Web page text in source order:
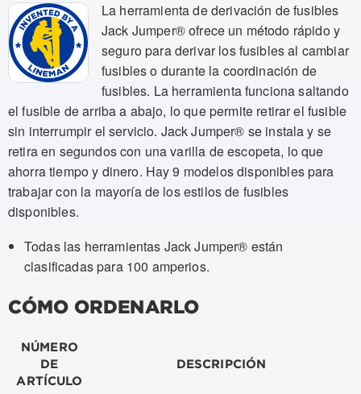
La herramienta de derivación de fusibles
Jack Jumper® ofrece un método rápido y
seguro para derivar los fusibles al cambiar
fusibles o durante la coordinación de
fusibles. La herramienta funciona saltando
el fusible de arriba a abajo, lo que permite retirar el fusible
sin interrumpir el servicio. Jack Jumper® se instala y se
retira en segundos con una varilla de escopeta, lo que
ahorra tiempo y dinero. Hay 9 modelos disponibles para
trabajar con la mayoría de los estilos de fusibles
disponibles.
Todas las herramientas Jack Jumper® están
clasificadas para 100 amperios.
CÓMO ORDENARLO
NÚMERO
DE
ARTÍCULO
DESCRIPCIÓN